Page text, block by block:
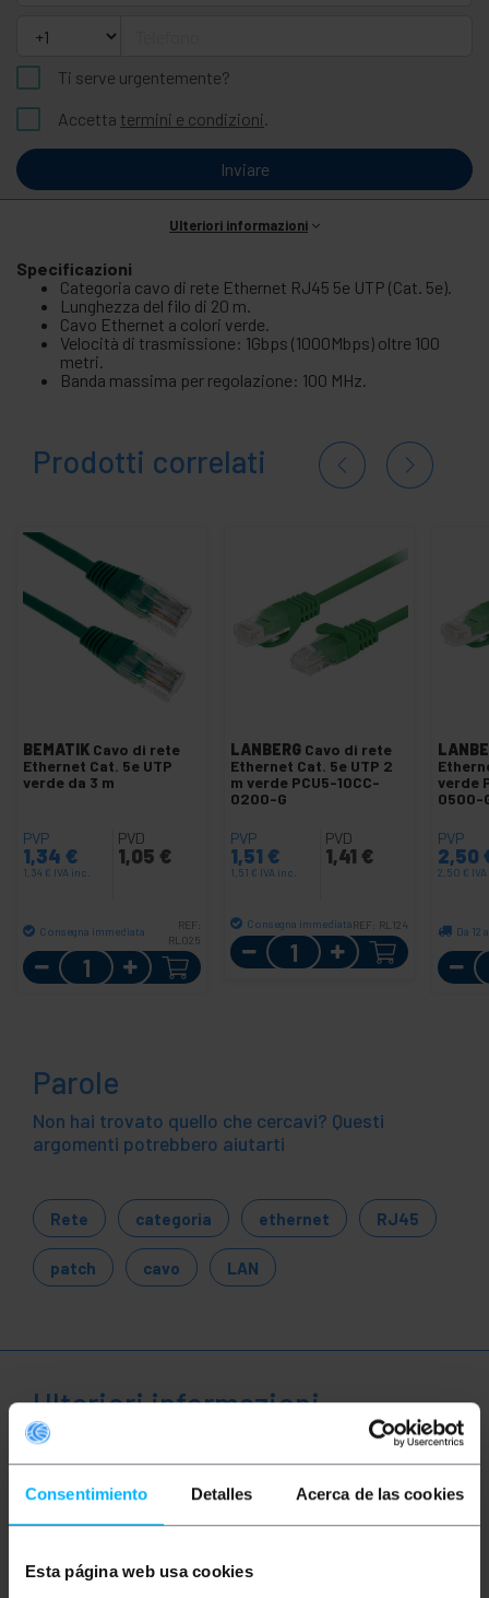
Consentimiento Detalles Acerca de las cookies
Esta página web usa cookies
Ti serve urgentemente?
Accetta termini e condizioni.
Inviare
Ulteriori informazioni
Specificazioni
Categoria cavo di rete Ethernet RJ45 5e UTP (Cat. 5e).
Lunghezza del filo di 20 m.
Cavo Ethernet a colori verde.
Velocità di trasmissione: 1Gbps (1000Mbps) oltre 100
metri.
Banda massima per regolazione: 100 MHz.
Prodotti correlati
BEMATIK Cavo di rete
Ethernet Cat. 5e UTP
verde da 3 m
PVP
1,34 €
1,34 € IVA inc.
PVD
1,05 €
Consegna immediata
REF:
RL025
Quantità
LANBERG Cavo di rete
Ethernet Cat. 5e UTP 2
m verde PCU5-10CC-
0200-G
PVP
1,51 €
1,51 € IVA inc.
PVD
1,41 €
Consegna immediataREF: RL124
Quantità
verde
0500-
PVP
2,50
2,50 €
Da 12
Parole
Non hai trovato quello che cercavi? Questi
argomenti potrebbero aiutarti
Rete categoria ethernet RJ45
patch cavo LAN
Ulteriori informazioni
Descrizione
(Cat.5e) di 20 m e colore verde che permette sia la